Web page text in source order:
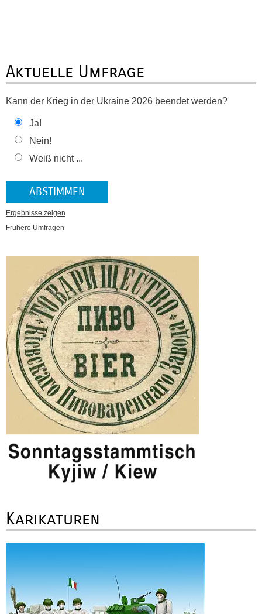
Aktuelle Umfrage
Kann der Krieg in der Ukraine 2026 beendet werden?
Ja!
Nein!
Weiß nicht ...
Ergebnisse zeigen
Frühere Umfragen
Karikaturen